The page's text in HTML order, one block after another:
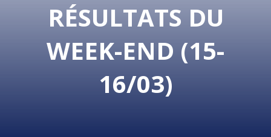
RÉSULTATS DU
WEEK-END (15-
16/03)